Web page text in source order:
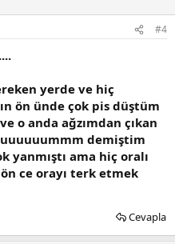
#4
yerde ve hiç
ön ünde çok pis düştüm
ve o anda ağzımdan çıkan
demiştim
yanmıştı ama hiç oralı
ce orayı terk etmek
Cevapla